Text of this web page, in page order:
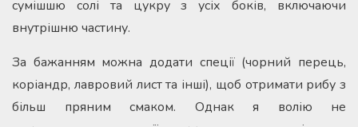
сумішшю солі та цукру з усіх боків, включаючи
внутрішню частину.
За бажанням можна додати спеції (чорний перець,
коріандр, лавровий лист та інші), щоб отримати рибу з
більш пряним смаком. Однак я волію не